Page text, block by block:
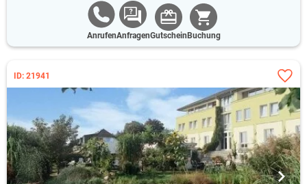
AnrufenAnfragenGutschein Buchung
ID: 21941